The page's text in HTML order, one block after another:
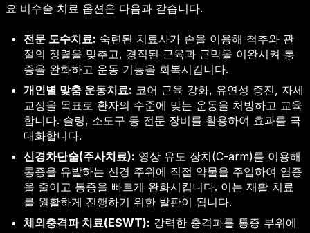
요 비수술 치료 옵션은 다음과 같습니다.
전문 도수치료: 숙련된 치료사가 손을 이용해 척추와 관
절의 정렬을 맞추고, 경직된 근육과 근막을 이완시켜 통
증을 완화하고 운동 기능을 회복시킵니다.
개인별 맞춤 운동치료: 코어 근육 강화, 유연성 증진, 자세
교정을 목표로 환자의 수준에 맞는 운동을 처방하고 교육
합니다. 슬링, 소도구 등 전문 장비를 활용하여 효과를 극
대화합니다.
신경차단술(주사치료): 영상 유도 장치(C-arm)를 이용해
통증을 유발하는 신경 주위에 직접 약물을 주입하여 염증
을 줄이고 통증을 빠르게 완화시킵니다. 이는 재활 치료
를 원활하게 진행하기 위한 발판이 됩니다.
체외충격파 치료(ESWT): 강력한 충격파를 통증 부위에